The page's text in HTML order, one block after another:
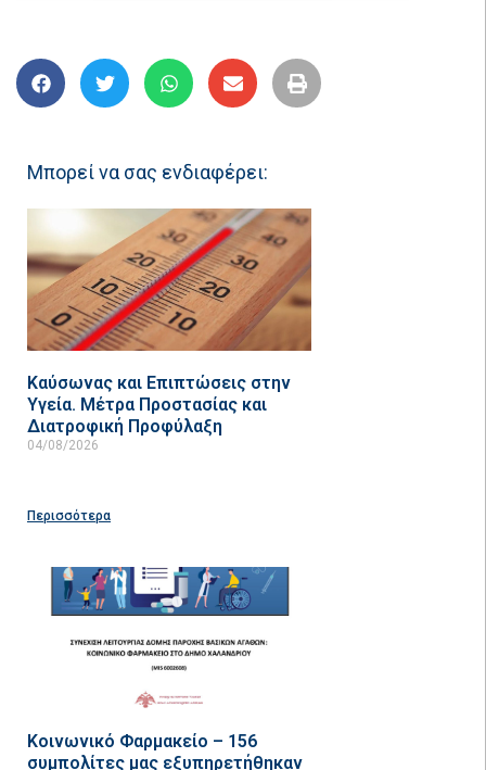
Μπορεί να σας ενδιαφέρει:
Καύσωνας και Επιπτώσεις στην
Υγεία. Μέτρα Προστασίας και
Διατροφική Προφύλαξη
04/08/2026
Περισσότερα
Κοινωνικό Φαρμακείο – 156
συμπολίτες μας εξυπηρετήθηκαν